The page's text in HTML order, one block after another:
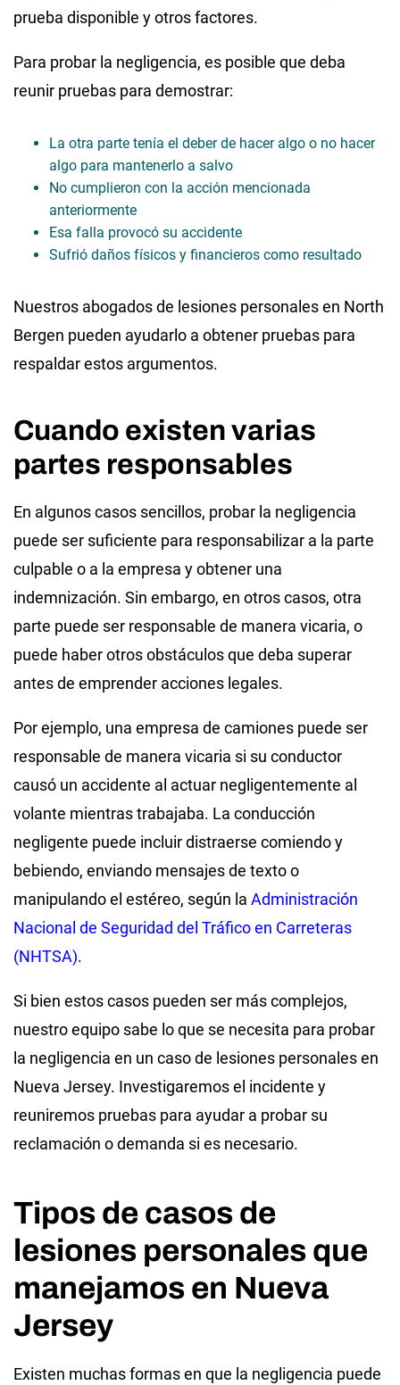
prueba disponible y otros factores.
Para probar la negligencia, es posible que deba
reunir pruebas para demostrar:
La otra parte tenía el deber de hacer algo o no hacer
algo para mantenerlo a salvo
No cumplieron con la acción mencionada
anteriormente
Esa falla provocó su accidente
Sufrió daños físicos y financieros como resultado
Nuestros abogados de lesiones personales en North
Bergen pueden ayudarlo a obtener pruebas para
respaldar estos argumentos.
Cuando existen varias
partes responsables
En algunos casos sencillos, probar la negligencia
puede ser suficiente para responsabilizar a la parte
culpable o a la empresa y obtener una
indemnización. Sin embargo, en otros casos, otra
parte puede ser responsable de manera vicaria, o
puede haber otros obstáculos que deba superar
antes de emprender acciones legales.
Por ejemplo, una empresa de camiones puede ser
responsable de manera vicaria si su conductor
causó un accidente al actuar negligentemente al
volante mientras trabajaba. La conducción
negligente puede incluir distraerse comiendo y
bebiendo, enviando mensajes de texto o
manipulando el estéreo, según la Administración
Nacional de Seguridad del Tráfico en Carreteras
(NHTSA).
Si bien estos casos pueden ser más complejos,
nuestro equipo sabe lo que se necesita para probar
la negligencia en un caso de lesiones personales en
Nueva Jersey. Investigaremos el incidente y
reuniremos pruebas para ayudar a probar su
reclamación o demanda si es necesario.
Tipos de casos de
lesiones personales que
manejamos en Nueva
Jersey
Existen muchas formas en que la negligencia puede